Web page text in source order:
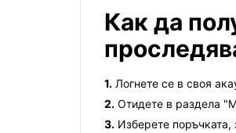
Как да
1. Логнете се в своя
2. Отидете в раздела
3. Изберете поръчката,